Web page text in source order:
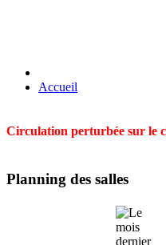
Accueil
Circulation perturbée sur le
Planning des salles